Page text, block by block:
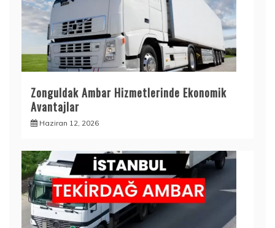
Zonguldak Ambar Hizmetlerinde Ekonomik
Avantajlar
Haziran 12, 2026